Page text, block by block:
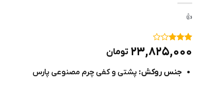
۳
از ۵
مشتری
۲۳,۸۲۵,۰۰۰ تومان
جنس روکش: پشتی و کفی چرم مصنوعی پارس